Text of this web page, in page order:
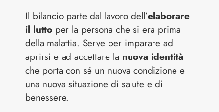
Il bilancio parte dal lavoro dell’elaborare
il lutto per la persona che si era prima
della malattia. Serve per imparare ad
aprirsi e ad accettare la nuova identità
che porta con sé un nuova condizione e
una nuova situazione di salute e di
benessere.